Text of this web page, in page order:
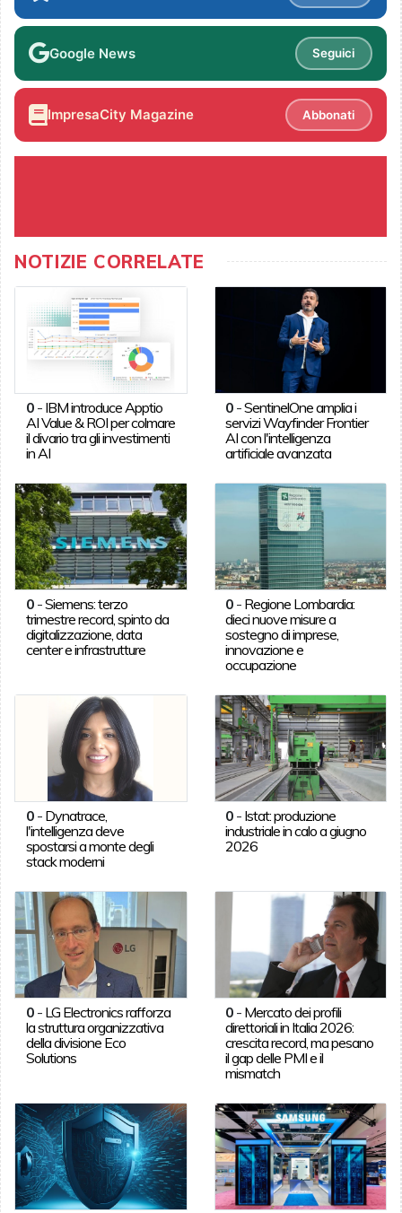
Google News Seguici
ImpresaCity Magazine Abbonati
NOTIZIE CORRELATE
0- IBM introduce Apptio
AI Value & ROI per colmare
il divario tra gli investimenti
in AI
0 -SentinelOne amplia i
servizi Wayfinder Frontier
AI con l'intelligenza
artificiale avanzata
0-Siemens: terzo
trimestre record, spinto da
digitalizzazione, data
center e infrastrutture
0 - Regione Lombardia:
dieci nuove misure a
sostegno di imprese,
innovazione e
occupazione
0- Dynatrace,
l'intelligenza deve
spostarsi a monte degli
stack moderni
0 - Istat: produzione
industriale in calo a giugno
2026
0- LG Electronics rafforza
la struttura organizzativa
della divisione Eco
Solutions
0 - Mercato dei profili
direttoriali in Italia 2026:
crescita record, ma pesano
il gap delle PMI e il
mismatch